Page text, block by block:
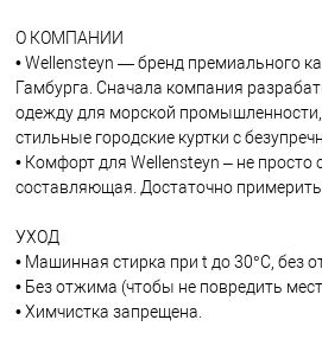
О КОМПАНИИ
• Wellensteyn — бренд премиального
Гамбурга. Сначала компания
одежду для морской промышленности,
стильные городские куртки с
• Комфорт для Wellensteyn – не просто
составляющая. Достаточно
УХОД
• Машинная стирка при t до 30°C, без
• Без отжима (чтобы не повредить
• Химчистка запрещена.